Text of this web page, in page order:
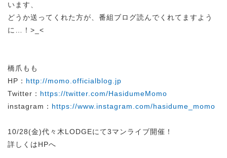
います、
どうか送ってくれた方が、番組ブログ読んでくれてますよう
に…！>_<
橋爪もも
HP： http://momo.officialblog.jp
Twitter： https://twitter.com/HasidumeMomo
instagram： https://www.instagram.com/hasidume_momo
10/28(金)代々木LODGEにて3マンライブ開催！
詳しくはHPへ